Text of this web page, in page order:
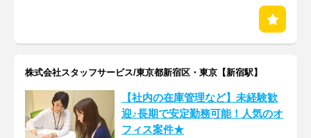
株式会社スタッフサービス/東京都新宿区・東京【新宿駅】
【社内の在庫管理など】未経験歓
迎♪長期で安定勤務可能！人気のオ
フィス案件★